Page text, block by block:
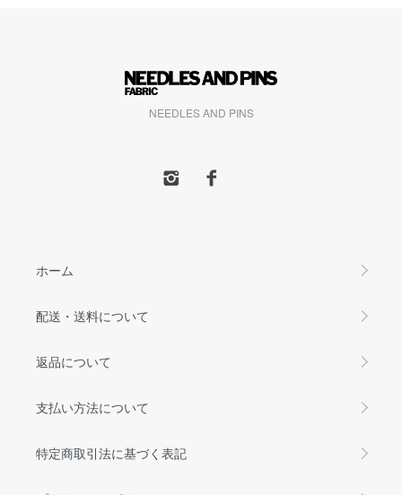
NEEDLES AND PINS
ホーム
配送・送料について
返品について
支払い方法について
特定商取引法に基づく表記